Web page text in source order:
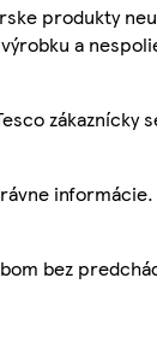
produkty
a
zákaznícky
bez